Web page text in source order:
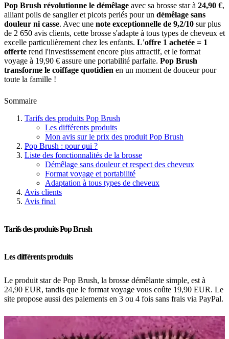
Pop Brush révolutionne le démêlage avec sa brosse star à 24,90 €,
alliant poils de sanglier et picots perlés pour un démêlage sans
douleur ni casse. Avec une note exceptionnelle de 9,2/10 sur plus
de 2 650 avis clients, cette brosse s'adapte à tous types de cheveux et
excelle particulièrement chez les enfants. L'offre 1 achetée = 1
offerte rend l'investissement encore plus attractif, et le format
voyage à 19,90 € assure une portabilité parfaite. Pop Brush
transforme le coiffage quotidien en un moment de douceur pour
toute la famille !
Sommaire
Tarifs des produits Pop Brush
Les différents produits
Mon avis sur le prix des produit Pop Brush
Pop Brush : pour qui ?
Liste des fonctionnalités de la brosse
Démêlage sans douleur et respect des cheveux
Format voyage et portabilité
Adaptation à tous types de cheveux
Avis clients
Avis final
Tarifs des produits Pop Brush
Les différents produits
Le produit star de Pop Brush, la brosse démêlante simple, est à
24,90 EUR, tandis que le format voyage vous coûte 19,90 EUR. Le
site propose aussi des paiements en 3 ou 4 fois sans frais via PayPal.